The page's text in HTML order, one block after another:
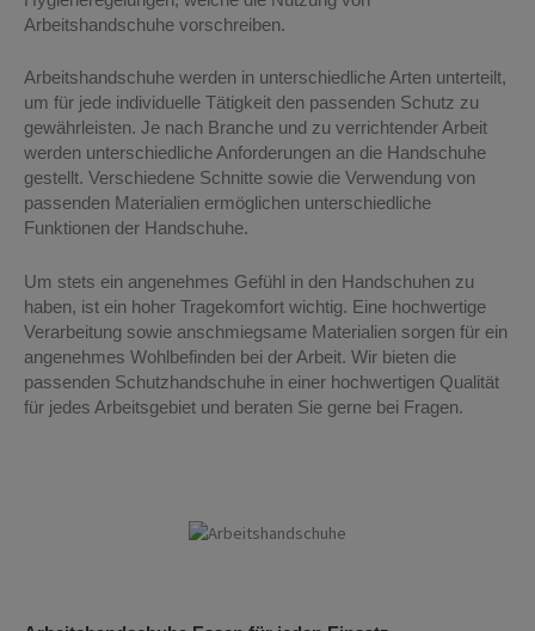
Arbeitshandschuhe vorschreiben.
Arbeitshandschuhe werden in unterschiedliche Arten unterteilt,
um für jede individuelle Tätigkeit den passenden Schutz zu
gewährleisten. Je nach Branche und zu verrichtender Arbeit
werden unterschiedliche Anforderungen an die Handschuhe
gestellt. Verschiedene Schnitte sowie die Verwendung von
passenden Materialien ermöglichen unterschiedliche
Funktionen der Handschuhe.
Um stets ein angenehmes Gefühl in den Handschuhen zu
haben, ist ein hoher Tragekomfort wichtig. Eine hochwertige
Verarbeitung sowie anschmiegsame Materialien sorgen für ein
angenehmes Wohlbefinden bei der Arbeit. Wir bieten die
passenden Schutzhandschuhe in einer hochwertigen Qualität
für jedes Arbeitsgebiet und beraten Sie gerne bei Fragen.